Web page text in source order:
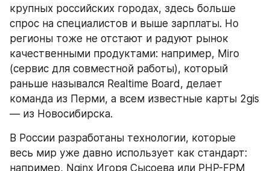
крупных российских городах, здесь больше
спрос на специалистов и выше зарплаты. Но
регионы тоже не отстают и радуют рынок
качественными продуктами: например, Miro
(сервис для совместной работы), который
раньше назывался Realtime Board, делает
команда из Перми, а всем известные карты 2gis
— из Новосибирска.
В России разработаны технологии, которые
весь мир уже давно использует как стандарт:
например, Nginx Игоря Сысоева или PHP-FPM